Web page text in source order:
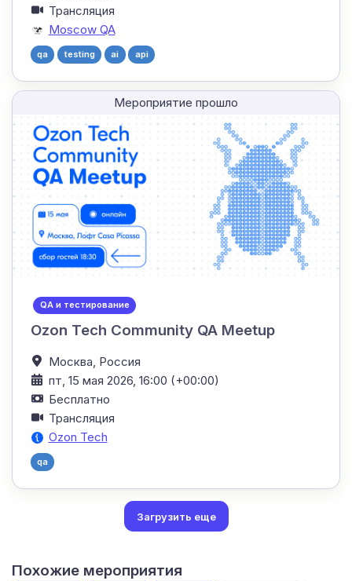
Трансляция
Moscow QA
qa testing ai api
Мероприятие прошло
QA и тестирование
Ozon Tech Community QA Meetup
Москва, Россия
пт, 15 мая 2026, 16:00 (+00:00)
Бесплатно
Трансляция
Ozon Tech
qa
Загрузить еще
Похожие мероприятия